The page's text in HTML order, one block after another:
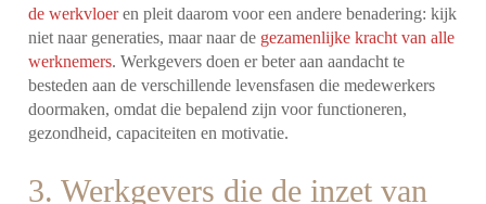
de werkvloeren pleit daarom voor een andere benadering: kijk
niet naar generaties, maar naar de gezamenlijke kracht van alle
werknemers. Werkgevers doen er beter aan aandacht te
besteden aan de verschillende levensfasen die medewerkers
doormaken, omdat die bepalend zijn voor functioneren,
gezondheid, capaciteiten en motivatie.
3. Werkgevers die de inzet van